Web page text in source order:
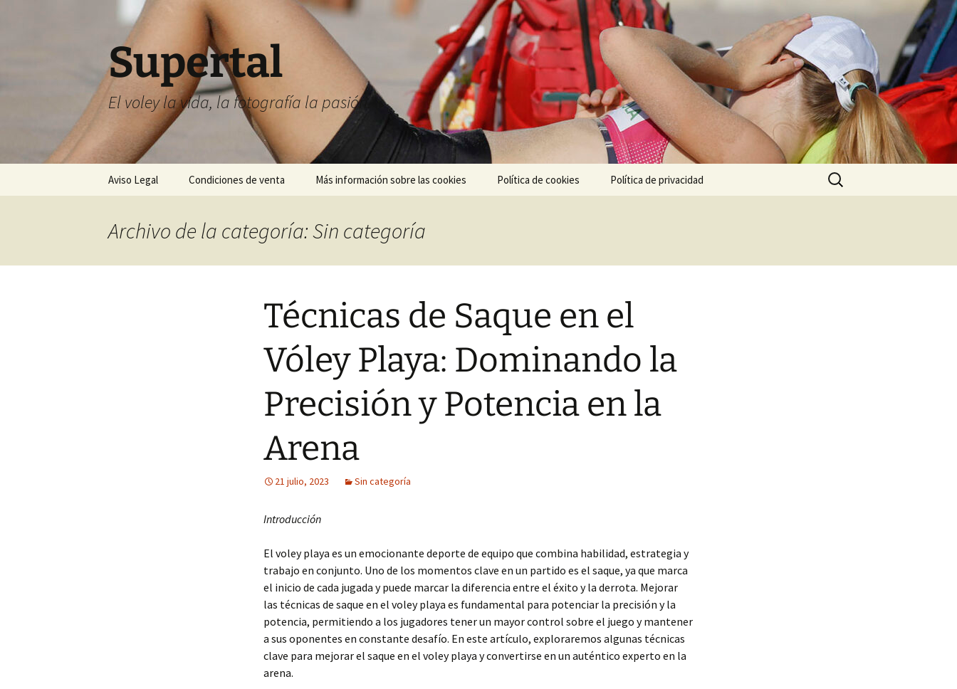
Supertal
El voley la vida, la fotografía la pasión.
Aviso Legal Condiciones de venta Más información sobre las cookies Política de cookies Política de privacidad
Buscar:
Archivo de la categoría: Sin categoría
Técnicas de Saque en el
Vóley Playa: Dominando la
Precisión y Potencia en la
Arena
21 julio, 2023 Sin categoría
Introducción
El voley playa es un emocionante deporte de equipo que combina habilidad, estrategia y
trabajo en conjunto. Uno de los momentos clave en un partido es el saque, ya que marca
el inicio de cada jugada y puede marcar la diferencia entre el éxito y la derrota. Mejorar
las técnicas de saque en el voley playa es fundamental para potenciar la precisión y la
potencia, permitiendo a los jugadores tener un mayor control sobre el juego y mantener
a sus oponentes en constante desafío. En este artículo, exploraremos algunas técnicas
clave para mejorar el saque en el voley playa y convertirse en un auténtico experto en la
arena.